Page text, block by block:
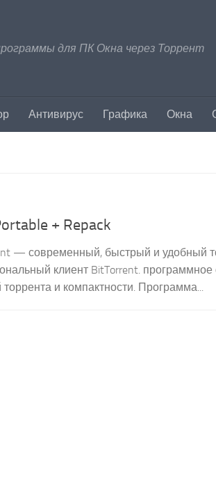
для ПК Окна через Торрент
Антивирус Графика Окна
+ Repack
— современный, быстрый и удобный
клиент BitTorrent. программное
и компактности. Программа...